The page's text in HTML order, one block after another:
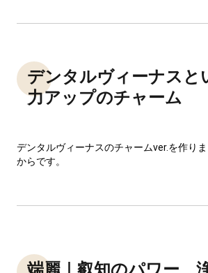
デンタルヴィーナスと
力アップのチャーム
デンタルヴィーナスのチャームver.を作り
からです。